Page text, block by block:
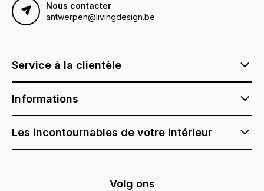
Nous contacter
antwerpen@livingdesign.be
Service à la clientèle
Informations
Les incontournables de votre intérieur
Volg ons